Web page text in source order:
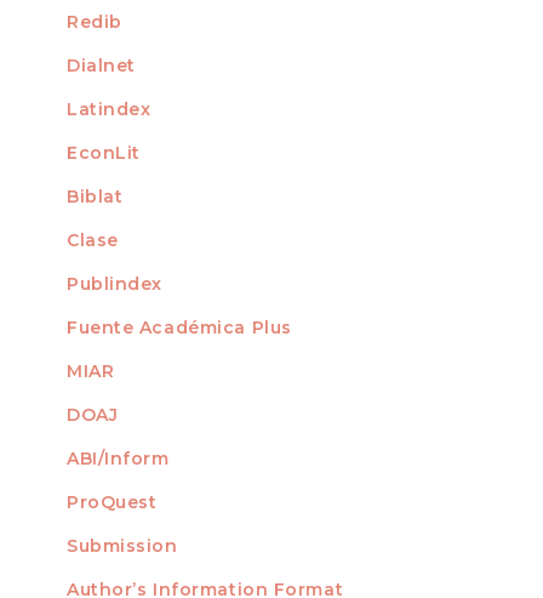
Redib
Dialnet
Latindex
EconLit
Biblat
Clase
Publindex
Fuente Académica Plus
MIAR
DOAJ
ABI/Inform
ProQuest
AUTHORS
Submission
Author’s Information Format